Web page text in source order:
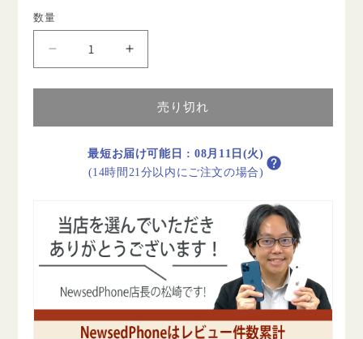
数量
iPad10
Wi-
Fi
10.9
ル
バ
ー
2022/10/1
A
iPad10
Wi-
Fi
64GB
10.9
ン
チ
ル
バ
ー
A2696
2022/10/1
A
ラ
売り切れ
最短お届け可能日 :08月11日(火)
(14時間21分以内にご注文の場合)